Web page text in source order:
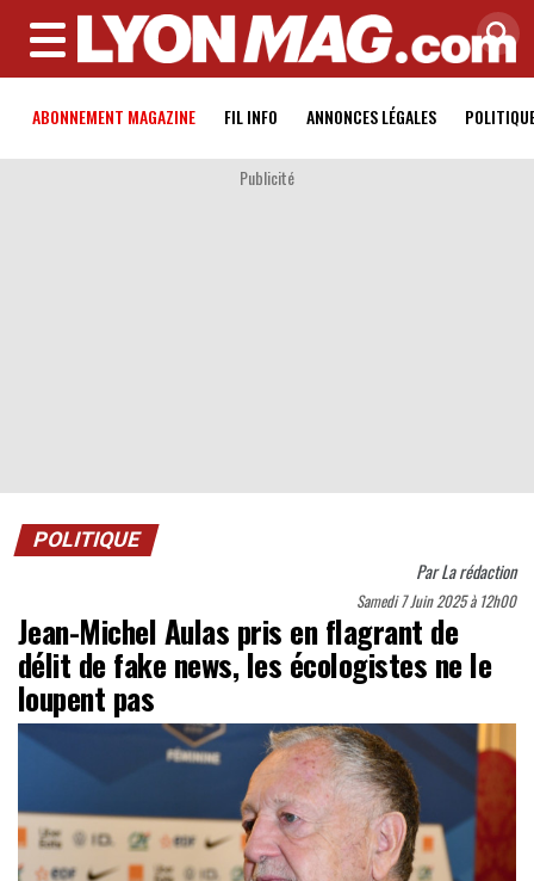
MENU
ABONNEMENT MAGAZINE FIL INFO ANNONCES LÉGALES
Publicité
POLITIQUE
ParLa rédaction
Samedi 7 Juin 2025 à 12h00
Jean-Michel Aulas pris en flagrant de
délit de fake news, les écologistes ne le
loupent pas